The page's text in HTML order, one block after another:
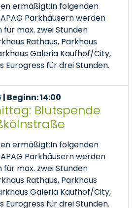
ermäßigt:In folgenden
Parkhäusern werden
max. zwei Stunden
Rathaus, Parkhaus
Galeria Kaufhof/City,
Eurogress für drei Stunden.
Beginn: 14:00
Blutspende
ermäßigt:In folgenden
Parkhäusern werden
max. zwei Stunden
Rathaus, Parkhaus
Galeria Kaufhof/City,
Eurogress für drei Stunden.